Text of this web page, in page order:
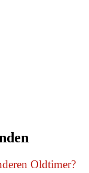
Oldtimer?